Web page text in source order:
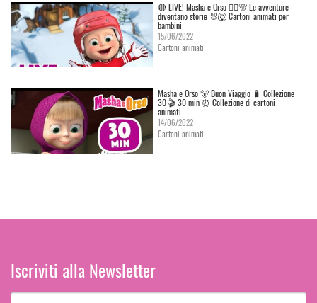
🔴 LIVE! Masha e Orso 👱‍♀️🐻 Le avventure
diventano storie 🐰🐺 Cartoni animati per
bambini
15/06/2022
Cartoni animati
Masha e Orso 🐻 Buon Viaggio 🧳 Сollezione
30 🎬 30 min ⏰ Collezione di cartoni
animati
14/06/2022
Cartoni animati
Iscriviti alla Newsletter